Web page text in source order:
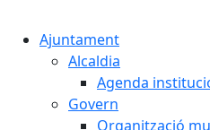
Ajuntament
Alcaldia
Agenda
Govern
Organització